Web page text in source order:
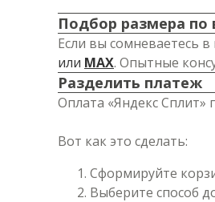
Подбор размера
Если вы сомневаетесь
или MAX. Опытные
Разделить платеж
Оплата «Яндекс Сплит»
Вот как это сделать:
Сформируйте
Выберите способ